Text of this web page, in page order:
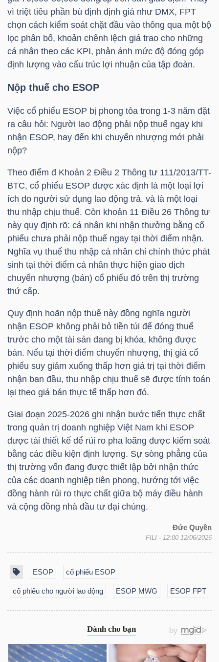
vì triệt tiêu phần bù định định giá như DMX, FPT
chọn cách kiểm soát chặt đầu vào thông qua một bộ
lọc phân bổ, khoản chênh lệch giá trao cho những
cá nhân theo các KPI, phản ánh mức độ đóng góp
định lượng vào cấu trúc lợi nhuận của tập đoàn.
Nộp thuế cho ESOP
Việc cổ phiếu ESOP bị phong tỏa trong 1-3 năm đặt
ra câu hỏi: Người lao động phải nộp thuế ngay khi
nhận ESOP, hay đến khi chuyển nhượng mới phải
nộp?
Theo điểm đ Khoản 2 Điều 2 Thông tư 111/2013/TT-
BTC, cổ phiếu ESOP được xác định là một loại lợi
ích do người sử dụng lao động trả, và là một loại
thu nhập chịu thuế. Còn khoản 11 Điều 26 Thông tư
này quy định rõ: cá nhân khi nhận thưởng bằng cổ
phiếu chưa phải nộp thuế ngay tại thời điểm nhận.
Nghĩa vụ thuế thu nhập cá nhân chỉ chính thức phát
sinh tại thời điểm cá nhân thực hiện giao dịch
chuyển nhượng (bán) cổ phiếu đó trên thị trường
thứ cấp.
Quy định hoãn nộp thuế này đồng nghĩa người
nhận ESOP không phải bỏ tiền túi để đóng thuế
trước cho một tài sản đang bị khóa, không được
bán. Nếu tại thời điểm chuyển nhượng, thị giá cổ
phiếu suy giảm xuống thấp hơn giá trị tại thời điểm
nhận ban đầu, thu nhập chịu thuế sẽ được tính toán
lại theo giá bán thực tế thấp hơn đó.
Giai đoạn 2025-2026 ghi nhận bước tiến thực chất
trong quản trị doanh nghiệp Việt Nam khi ESOP
được tái thiết kế để rủi ro pha loãng được kiểm soát
bằng các điều kiện định lượng. Sự sòng phẳng của
thị trường vốn đang được thiết lập bởi nhận thức
của các doanh nghiệp tiên phong, hướng tới việc
đồng hành rủi ro thực chất giữa bộ máy điều hành
và cộng đồng nhà đầu tư đại chúng.
Đức Quyền
FILI - 12:00 12/06/2026
ESOP cổ phiếu ESOP
cổ phiếu cho người lao động ESOP MWG ESOP FPT
ngữ
Dịch
vụ
tạo
Sách
tài
chính
Công
cụ
đầu
tư
Truyền
thông
tài
chính
Dữ
liệu